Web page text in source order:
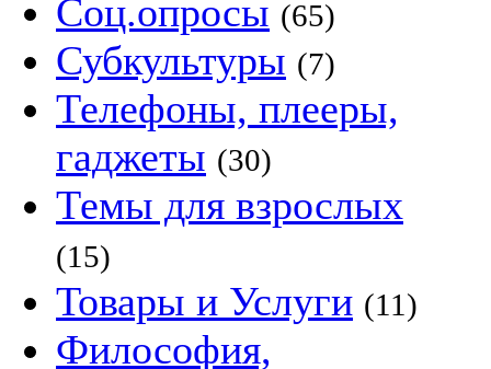
Соц.опросы (65)
Субкультуры (7)
Телефоны, плееры,
гаджеты (30)
Темы для взрослых
(15)
Товары и Услуги (11)
Философия,